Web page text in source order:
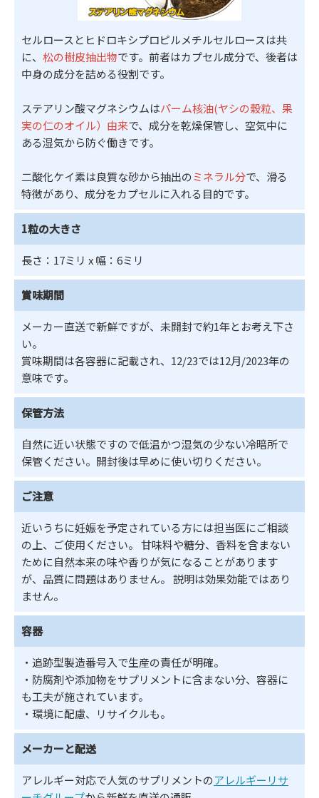
セルロースとヒドロキシプロピルメチルセルロースは共
に、 松の樹皮抽出物です。前者はカプセル成分で、後者は
中身の成分を詰める役割です。
ステアリン酸マグネシウムはパーム核油(ヤシの穀粒、果
実の仁のオイル）由来で、成分を乾燥保管し、空気中に
ある湿気から防ぐ働きです。
二酸化ケイ素は良質な砂から抽出のミネラル分で、滑る
特徴があり、成分をカプセルに入れる目的です。
1粒の大きさ
長さ：17ミリ x 幅：6ミリ
賞味期間
メーカー直送で新鮮ですが、未開封で約1年とお考え下さ
い。
賞味期間は各容器に記載され、12/23では12月/2023年の
意味です。
保管方法
自然に近い状態ですので低温かつ湿気の少ない冷暗所で
保管ください。開封後は早めに使い切りください。
ご注意
近いうちに妊娠を予定されている方には担当医にご相談
の上、ご使用ください。 甘味料や糖分、香料を含まない
ために自然本来の味や香りが気になることがあります
が、品質に問題はありません。 説明は効果効能ではあり
ません。
容器
・追跡型製造番号入で生産の責任が明確。
・防腐剤や添加物をサプリメントに含まない分、容器に
も工夫が施されています。
・環境に配慮、リサイクルも。
メーカーと配送
アレルギー対応で人気のサプリメントのアレルギーリサ